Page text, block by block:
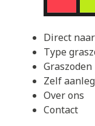
Direct naar
Type
Zelf
Over ons
Contact